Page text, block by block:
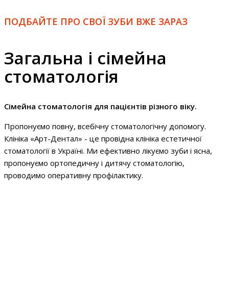
ПОДБАЙТЕ ПРО СВОЇ ЗУБИ ВЖЕ ЗАРАЗ
Загальна і сімейна
стоматологія
Сімейна стоматологія для пацієнтів різного віку.
Пропонуємо повну, всебічну стоматологічну допомогу.
Клініка «Арт-Дентал» - це провідна клініка естетичної
стоматології в Україні. Ми ефективно лікуємо зуби і ясна,
пропонуємо ортопедичну і дитячу стоматологію,
проводимо оперативну профілактику.